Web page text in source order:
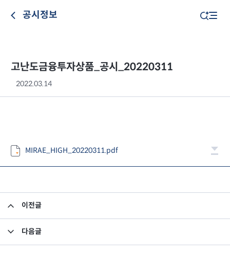
공시정보
고난도금융투자상품_공시_20220311
2022.03.14
MIRAE_HIGH_20220311.pdf
이전글
다음글